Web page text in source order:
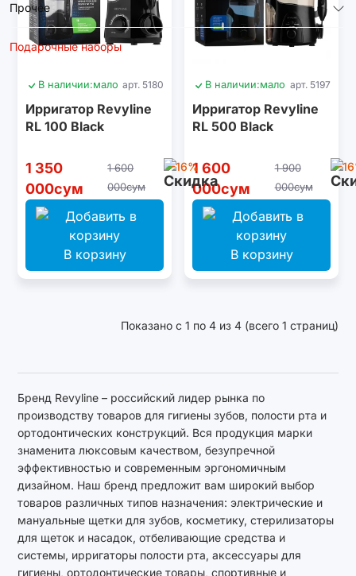
Прочее
Подарочные наборы
В наличии:мало арт. 5180
Ирригатор Revyline
RL 100 Black
1 350
000сум
1 600
000сум
-16%
В корзину
В наличии:мало арт. 5197
Ирригатор Revyline
RL 500 Black
1 600
000сум
1 900
000сум
-
В корзину
Показано с 1 по 4 из 4 (всего 1 страниц)
Бренд Revyline – российский лидер рынка по
производству товаров для гигиены зубов, полости рта и
ортодонтических конструкций. Вся продукция марки
знаменита люксовым качеством, безупречной
эффективностью и современным эргономичным
дизайном. Наш бренд предложит вам широкий выбор
товаров различных типов назначения: электрические и
мануальные щетки для зубов, косметику, стерилизаторы
для щеток и насадок, отбеливающие средства и
системы, ирригаторы полости рта, аксессуары для
гигиены, ортодонтические товары, спортивные и